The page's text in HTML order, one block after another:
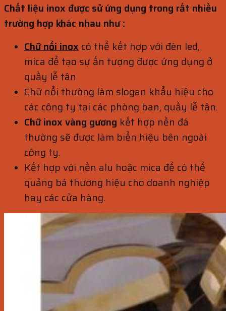
Chất liệu inox được sử ứng dụng trong rất nhiều
trường hợp khác nhau như :
Chữ nổi inox có thể kết hợp với đèn led,
mica để tạo sự ấn tượng được ứng dụng ở
quầy lễ tân
Chữ nổi thường làm slogan khẩu hiệu cho
các công ty tại các phòng ban, quầy lễ tân.
Chữ inox vàng gương kết hợp nền đá
thường sẽ được làm biển hiệu bên ngoài
công ty.
Kết hợp với nền alu hoặc mica để có thể
quảng bá thương hiệu cho doanh nghiệp
hay các cửa hàng.